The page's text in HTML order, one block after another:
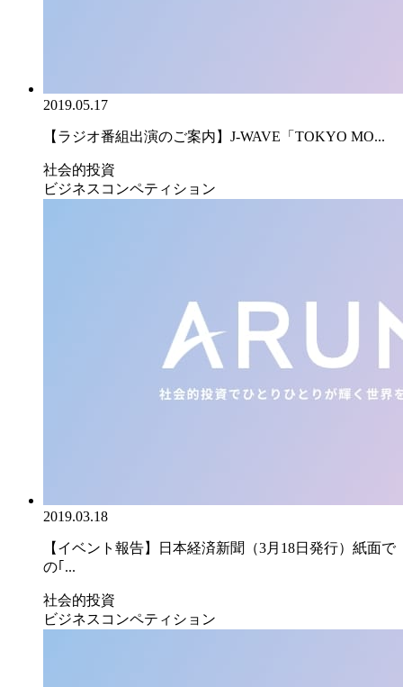
2019.05.17
【ラジオ番組出演のご案内】J-WAVE「TOKYO MO...
社会的投資
ビジネスコンペティション
2019.03.18
【イベント報告】日本経済新聞（3月18日発行）紙面で
の｢...
社会的投資
ビジネスコンペティション